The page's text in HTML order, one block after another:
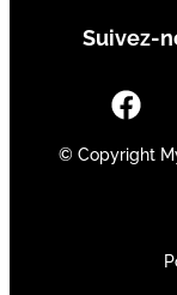
Suivez-
© Copyright